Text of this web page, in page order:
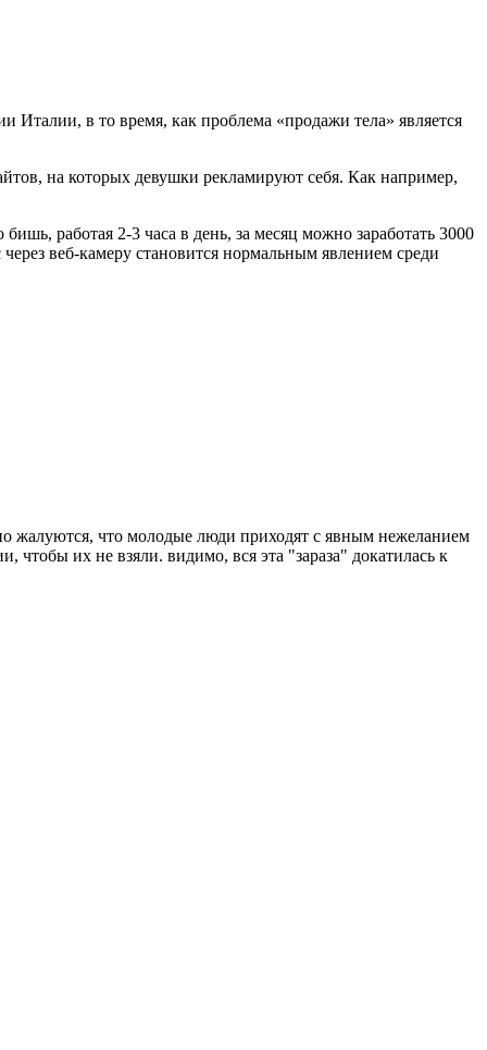
Италии, в то время, как проблема «продажи тела» является
на которых девушки рекламируют себя. Как например,
работая 2-3 часа в день, за месяц можно заработать 3000
веб-камеру становится нормальным явлением среди
жалуются, что молодые люди приходят с явным нежеланием
чтобы их не взяли. видимо, вся эта "зараза" докатилась к